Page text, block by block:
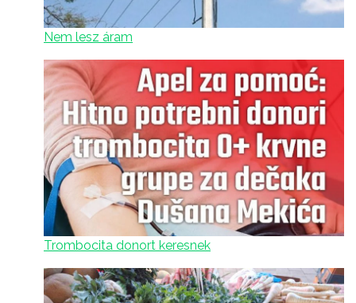
Nem lesz áram
Trombocita donort keresnek